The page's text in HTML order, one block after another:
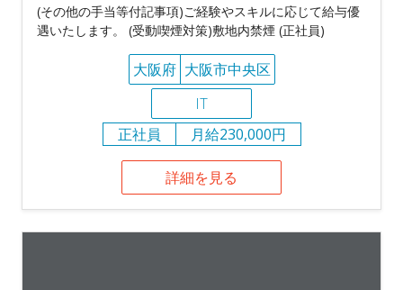
(その他の手当等付記事項)ご経験やスキルに応じて給与優
遇いたします。 (受動喫煙対策)敷地内禁煙 (正社員)
大阪府 大阪市中央区
IT
正社員
月給230,000円
詳細を見る